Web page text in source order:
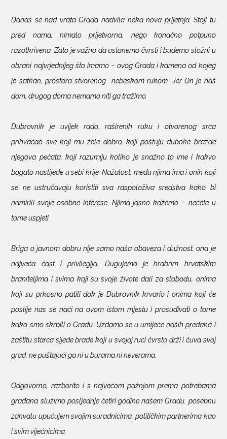
Danas se nad vrata Grada nadvila neka nova prijetnja. Stoji tu
pred nama, nimalo prijetvorna, nego konačno potpuno
razotkrivena. Zato je važno da ostanemo čvrsti i budemo složni u
obrani najvrjednijeg što imamo – ovog Grada i kamena od kojeg
je satkan, prostora stvorenog nebeskom rukom. Jer On je naš
dom, drugog doma nemamo niti ga tražimo.
Dubrovnik je uvijek rado, raširenih ruku i otvorenog srca
prihvaćao sve koji mu žele dobro, koji poštuju duboke brazde
njegova pečata, koji razumiju koliko je snažno to ime i kakvo
bogato naslijeđe u sebi krije. Nažalost, među njima ima i onih koji
se ne ustručavaju koristiti sva raspoloživa sredstva kako bi
namirili svoje osobne interese. Njima jasno kažemo – nećete u
tome uspjeti.
Briga o javnom dobru nije samo naša obaveza i dužnost, ona je
najveća čast i privilegija. Dugujemo je hrabrim hrvatskim
braniteljima i svima koji su svoje živote dali za slobodu, onima
koji su prkosno patili dok je Dubrovnik krvario i onima koji će
poslije nas se naći na ovom istom mjestu i prosuđivati o tome
kako smo skrbili o Gradu. Uzdamo se u umijeće naših predaka i
zaštitu starca sijede brade koji u svojoj ruci čvrsto drži i čuva svoj
grad, ne puštajući ga ni u burama ni neverama.
Odgovorno, razborito i s najvećom pažnjom prema potrebama
građana služimo posljednje četiri godine našem Gradu. posebnu
zahvalu upućujem svojim suradnicima, političkim partnerima kao
i svim vijećnicima.